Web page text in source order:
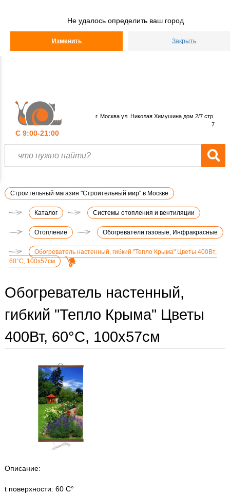
Не удалось определить ваш город
Изменить Закрыть
С 9:00-21:00
г. Москва ул. Николая Химушина дом 2/7 стр.
7
Строительный магазин "Строительный мир" в Москве
Каталог Системы отопления и вентиляции
Отопление Обогреватели газовые, Инфракрасные
Обогреватель настенный, гибкий "Тепло Крыма" Цветы 400Вт,
60°С, 100х57см
Обогреватель настенный,
гибкий "Тепло Крыма" Цветы
400Вт, 60°С, 100х57см
Описание:
t поверхности: 60 С°